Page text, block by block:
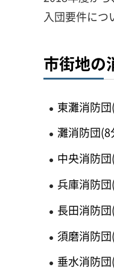
入団要件につ
市街地の
東灘消防
灘消防団
中央消防
兵庫消防
長田消防
須磨消防
垂水消防